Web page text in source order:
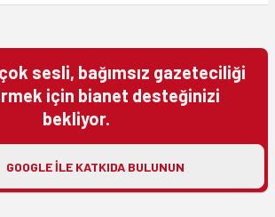
sesli, bağımsız gazeteciliği
için bianet desteğinizi
bekliyor.
GOOGLE ILE KATKIDA BULUNUN